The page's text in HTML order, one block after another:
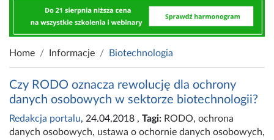
Home Informacje Biotechnologia
Czy RODO oznacza rewolucję dla ochrony
danych osobowych w sektorze biotechnologii?
Redakcja portalu, 24.04.2018 , Tagi: RODO, ochrona
danych osobowych, ustawa o ochornie danych osobowych,